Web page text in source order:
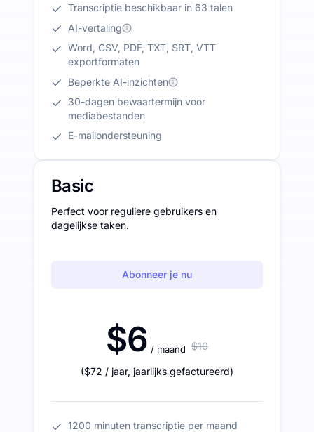
Transcriptie beschikbaar in 63 talen
AI-vertaling
Word, CSV, PDF, TXT, SRT, VTT
exportformaten
Beperkte AI-inzichten
30-dagen bewaartermijn voor
mediabestanden
E-mailondersteuning
Basic
Perfect voor reguliere gebruikers en
dagelijkse taken.
Abonneer je nu
$6 / maand $10
($72 / jaar, jaarlijks gefactureerd)
1200 minuten transcriptie per maand